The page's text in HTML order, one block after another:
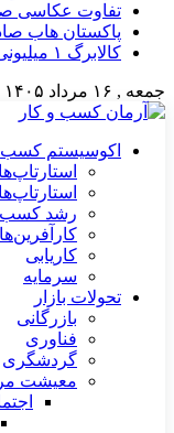
تفاوت عکاسی
پاکستان هاب
کالابرگ ۱ میلیونی در نبرد با تورم سه‌رقمی
جمعه , ۱۶ مرداد ۱۴۰۵
اکوسیستم
رشد
کاریابی
سرمایه
تحولات بازار
بازرگانی
فناوری
گردشگری
معیشت